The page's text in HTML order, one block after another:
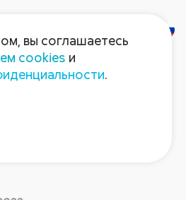
День поля
non-stop
вы соглашаетесь
cookies и
.